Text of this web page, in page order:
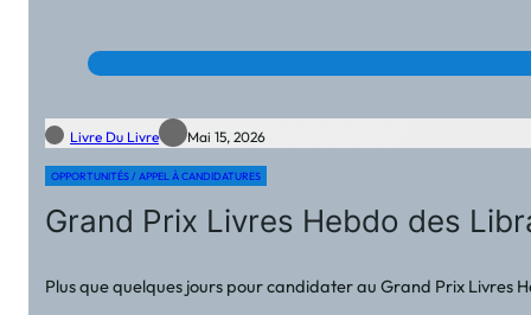
Livre Du Livre Mai 15, 2026
OPPORTUNITÉS / APPEL À CANDIDATURES
Grand Prix Livres Hebdo des
Plus que quelques jours pour candidater au Grand Prix Livres